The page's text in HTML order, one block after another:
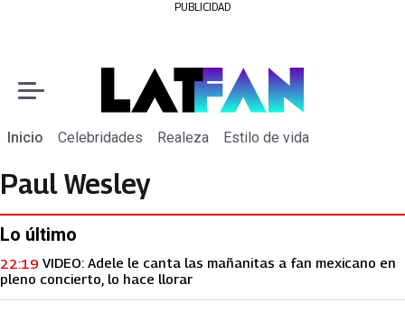
PUBLICIDAD
Inicio Celebridades Realeza Estilo de vida
Paul Wesley
Lo último
VIDEO: Adele le canta las mañanitas a fan mexicano en
pleno concierto, lo hace llorar
22:19